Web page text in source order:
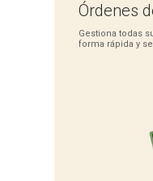
Órdenes
Gestiona todas
forma rápida y